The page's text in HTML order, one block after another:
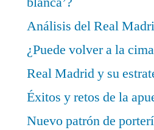
Análisis del Real
¿Puede volver a la
Real Madrid y su
Éxitos y retos de la
Nuevo patrón de